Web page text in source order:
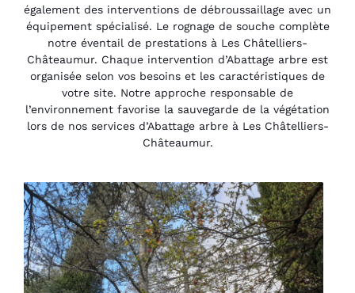
également des interventions de débroussaillage avec un
équipement spécialisé. Le rognage de souche complète
notre éventail de prestations à Les Châtelliers-
Châteaumur. Chaque intervention d’Abattage arbre est
organisée selon vos besoins et les caractéristiques de
votre site. Notre approche responsable de
l’environnement favorise la sauvegarde de la végétation
lors de nos services d’Abattage arbre à Les Châtelliers-
Châteaumur.